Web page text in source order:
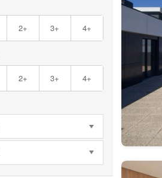
2+ 3+ 4+
2+ 3+ 4+